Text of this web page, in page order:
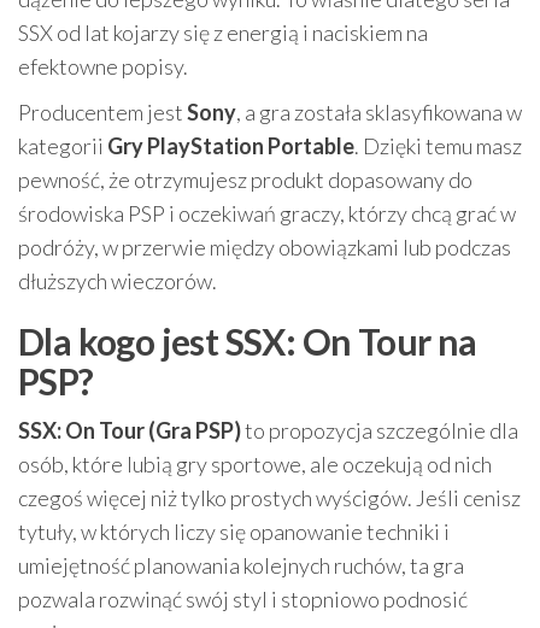
SSX od lat kojarzy się z energią i naciskiem na
efektowne popisy.
Producentem jestSony, a gra została sklasyfikowana w
kategorii Gry PlayStation Portable. Dzięki temu masz
pewność, że otrzymujesz produkt dopasowany do
środowiska PSP i oczekiwań graczy, którzy chcą grać w
podróży, w przerwie między obowiązkami lub podczas
dłuższych wieczorów.
Dla kogo jest SSX: On Tour na
PSP?
SSX: On Tour (Gra PSP)to propozycja szczególnie dla
osób, które lubią gry sportowe, ale oczekują od nich
czegoś więcej niż tylko prostych wyścigów. Jeśli cenisz
tytuły, w których liczy się opanowanie techniki i
umiejętność planowania kolejnych ruchów, ta gra
pozwala rozwinąć swój styl i stopniowo podnosić